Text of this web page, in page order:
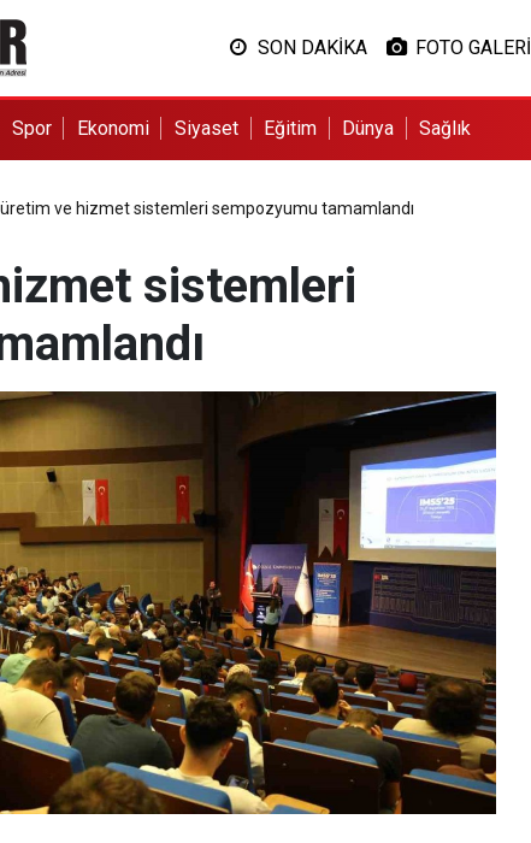
SON DAKİKA FOTO GALERİ
Spor Ekonomi Siyaset Eğitim Dünya Sağlık
üretim ve hizmet sistemleri sempozyumu tamamlandı
sistemleri